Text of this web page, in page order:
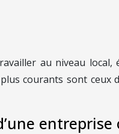
au niveau
courants sont
entreprise